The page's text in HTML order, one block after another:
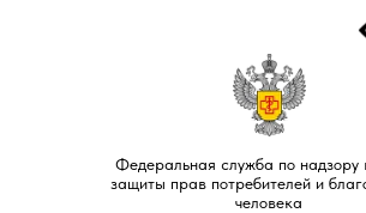
Федеральная служба по надзору
защиты прав потребителей и
человека